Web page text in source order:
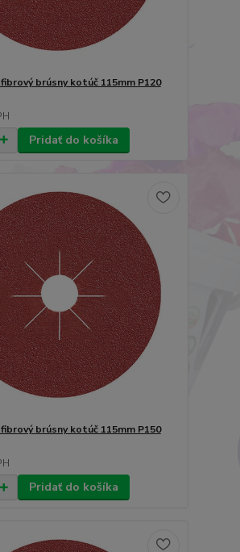
brúsny kotúč 115mm P120
Pridať do košíka
brúsny kotúč 115mm P150
Pridať do košíka